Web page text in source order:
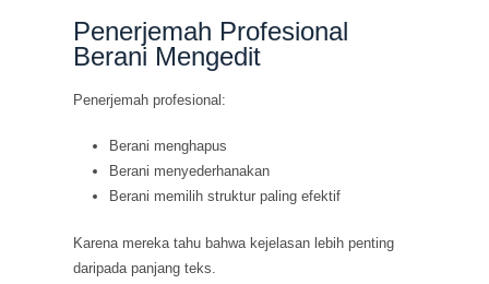
Penerjemah Profesional
Berani Mengedit
Penerjemah profesional:
Berani menghapus
Berani menyederhanakan
Berani memilih struktur paling efektif
Karena mereka tahu bahwa kejelasan lebih penting
daripada panjang teks.